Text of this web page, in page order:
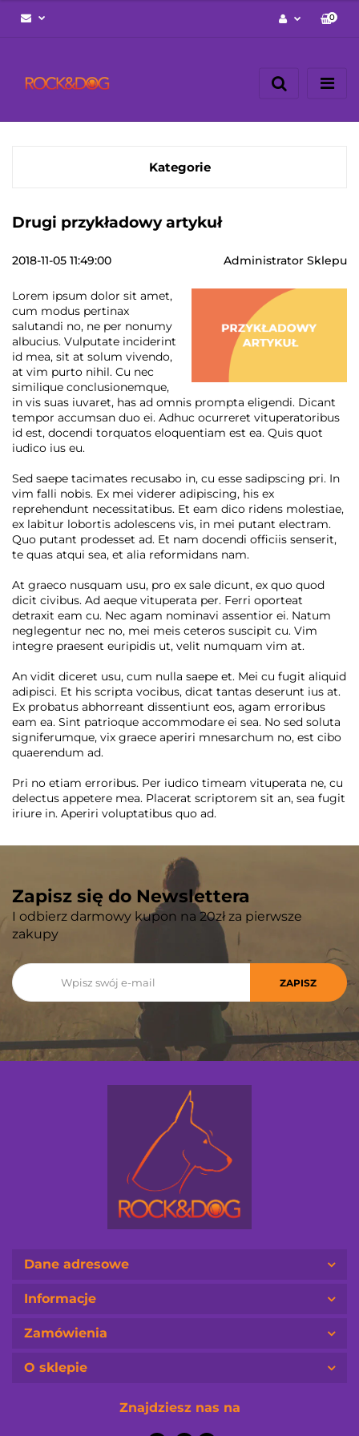
Zarejestruj się
0
Kategorie
Drugi przykładowy artykuł
2018-11-05 11:49:00 Administrator Sklepu
Lorem ipsum dolor sit amet,
cum modus pertinax
salutandi no, ne per nonumy
albucius. Vulputate inciderint
id mea, sit at solum vivendo,
at vim purto nihil. Cu nec
similique conclusionemque,
in vis suas iuvaret, has ad omnis prompta eligendi. Dicant
tempor accumsan duo ei. Adhuc ocurreret vituperatoribus
id est, docendi torquatos eloquentiam est ea. Quis quot
iudico ius eu.
Sed saepe tacimates recusabo in, cu esse sadipscing pri. In
vim falli nobis. Ex mei viderer adipiscing, his ex
reprehendunt necessitatibus. Et eam dico ridens molestiae,
ex labitur lobortis adolescens vis, in mei putant electram.
Quo putant prodesset ad. Et nam docendi officiis senserit,
te quas atqui sea, et alia reformidans nam.
At graeco nusquam usu, pro ex sale dicunt, ex quo quod
dicit civibus. Ad aeque vituperata per. Ferri oporteat
detraxit eam cu. Nec agam nominavi assentior ei. Natum
neglegentur nec no, mei meis ceteros suscipit cu. Vim
integre praesent euripidis ut, velit numquam vim at.
An vidit diceret usu, cum nulla saepe et. Mei cu fugit aliquid
adipisci. Et his scripta vocibus, dicat tantas deserunt ius at.
Ex probatus abhorreant dissentiunt eos, agam erroribus
eam ea. Sint patrioque accommodare ei sea. No sed soluta
signiferumque, vix graece aperiri mnesarchum no, est cibo
quaerendum ad.
Pri no etiam erroribus. Per iudico timeam vituperata ne, cu
delectus appetere mea. Placerat scriptorem sit an, sea fugit
iriure in. Aperiri voluptatibus quo ad.
Zapisz się do Newslettera
I odbierz darmowy kupon na 20zł za pierwsze
zakupy
Dane adresowe
Informacje
Zamówienia
O sklepie
Znajdziesz nas na